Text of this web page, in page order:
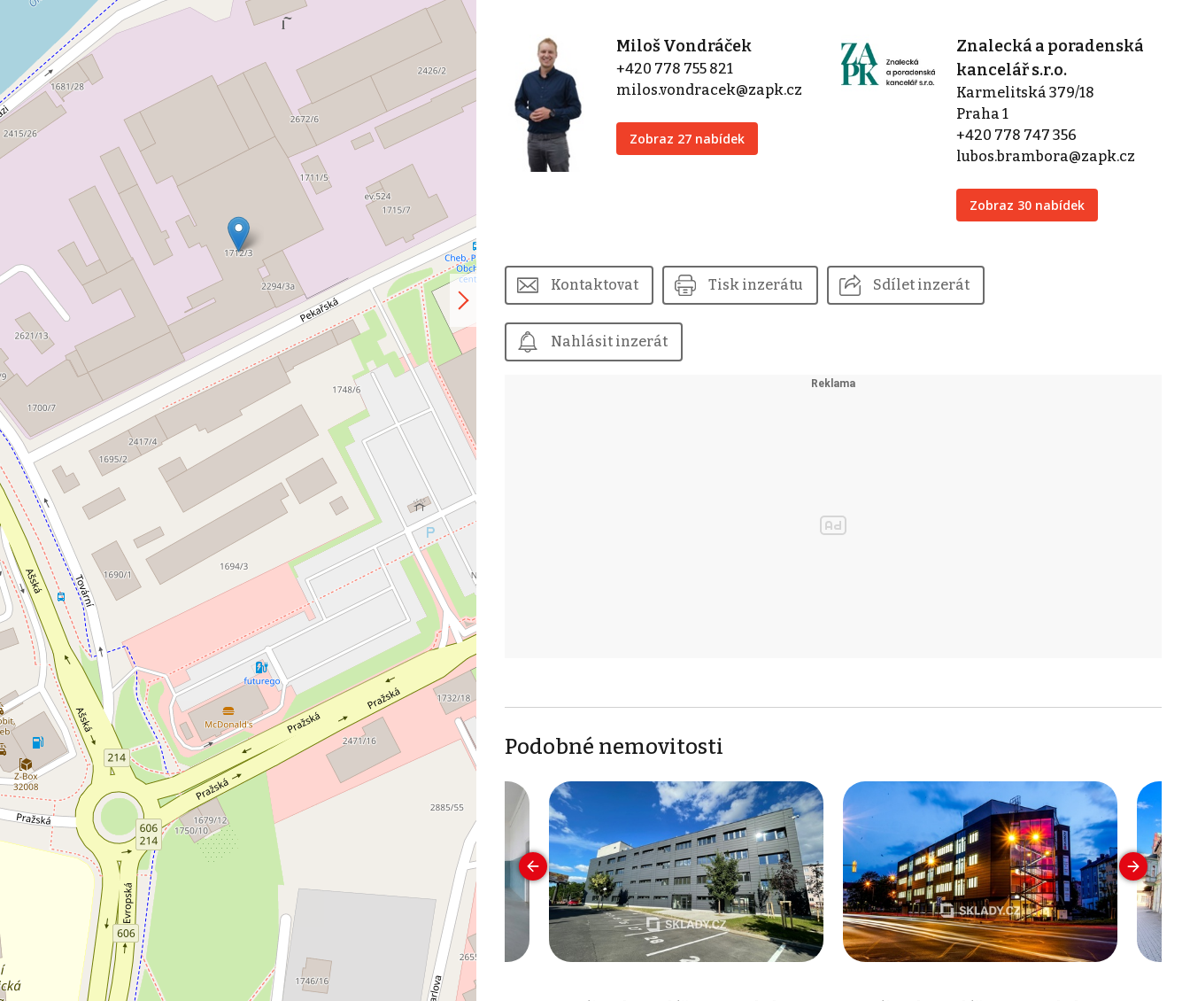
Miloš Vondráček
+420 778 755 821
milos.vondracek@zapk.cz
Zobraz 27 nabídek
Znalecká a poradenská
kancelář s.r.o.
Karmelitská 379/18
Praha 1
+420 778 747 356
lubos.brambora@zapk.cz
Zobraz 30 nabídek
Kontaktovat Tisk inzerátu Sdílet inzerát
Nahlásit inzerát
Podobné nemovitosti